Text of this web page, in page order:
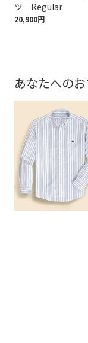
ツ Regular
20,900円
あなたへの